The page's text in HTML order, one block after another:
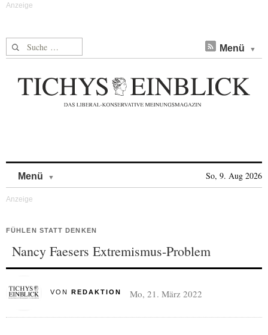
Suche nach: Menü
Menü So, 9. Aug 2026
FÜHLEN STATT DENKEN
Nancy Faesers Extremismus-Problem
VON REDAKTION Mo, 21. März 2022